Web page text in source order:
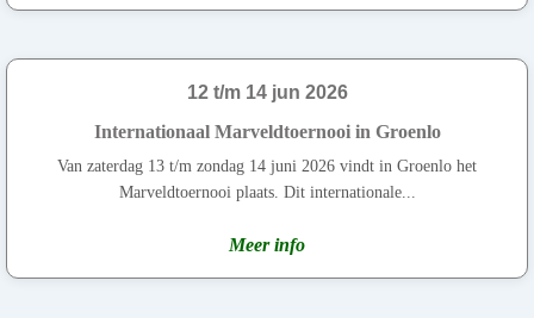
12 t/m 14 jun 2026
Internationaal Marveldtoernooi in Groenlo
Van zaterdag 13 t/m zondag 14 juni 2026 vindt in Groenlo het
Marveldtoernooi plaats. Dit internationale...
Meer info